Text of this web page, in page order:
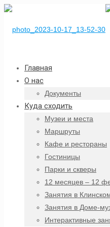
Главная
О нас
Документы
Куда сходить
Музеи и места
Маршруты
Кафе и рестораны
Гостиницы
Парки и скверы
12 месяцев – 12
Занятия в
Занятия в Доме-
Интерактивные